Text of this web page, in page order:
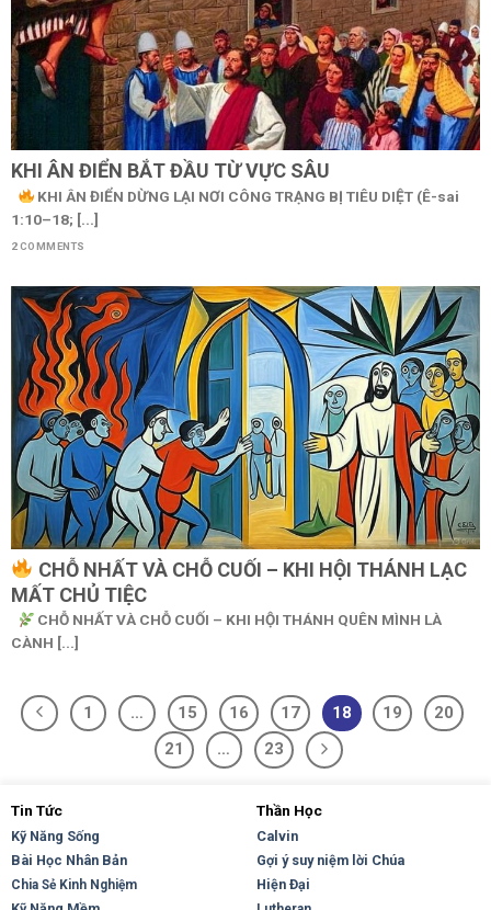
KHI ÂN ĐIỂN BẮT ĐẦU TỪ VỰC SÂU
KHI ÂN ĐIỂN DỪNG LẠI NƠI CÔNG TRẠNG BỊ TIÊU DIỆT (Ê-sai
1:10–18; [...]
2 COMMENTS
CHỖ NHẤT VÀ CHỖ CUỐI – KHI HỘI THÁNH LẠC
MẤT CHỦ TIỆC
CHỖ NHẤT VÀ CHỖ CUỐI – KHI HỘI THÁNH QUÊN MÌNH LÀ
CÀNH [...]
1 … 15 16 17 18 19
20
21
… 23
Tin Tức
Kỹ Năng Sống
Bài Học Nhân Bản
Chia Sẻ Kinh Nghiệm
Thần Học
Calvin
Gợi ý suy niệm lời Chúa
Hiện Đại